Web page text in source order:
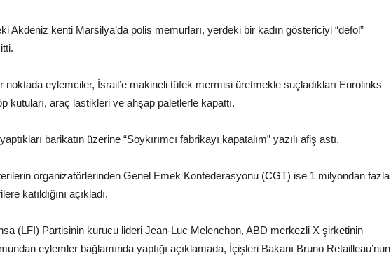
Akdeniz kenti Marsilya’da polis memurları, yerdeki bir kadın göstericiyi “defol”
noktada eylemciler, İsrail’e makineli tüfek mermisi üretmekle suçladıkları Eurolinks
kutuları, araç lastikleri ve ahşap paletlerle kapattı.
barikatın üzerine “Soykırımcı fabrikayı kapatalım” yazılı afiş astı.
organizatörlerinden Genel Emek Konfederasyonu (CGT) ise 1 milyondan fazla
katıldığını açıkladı.
(LFI) Partisinin kurucu lideri Jean-Luc Melenchon, ABD merkezli X şirketinin
eylemler bağlamında yaptığı açıklamada, İçişleri Bakanı Bruno Retailleau’nun